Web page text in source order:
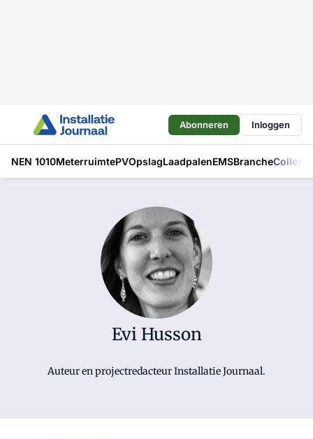
Abonneren Inloggen
NEN 1010MeterruimtePVOpslagLaadpalenEMSBranche
Evi Husson
Auteur en projectredacteur Installatie Journaal.